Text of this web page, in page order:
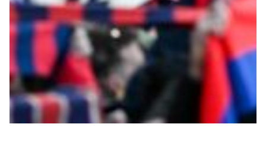
Party
Caffè Boasi x Genoa
Helan x Genoa